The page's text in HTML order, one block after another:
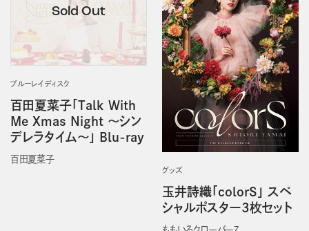
ブルーレイディスク
百田夏菜子「Talk With
Me Xmas Night ～シン
デレラタイム～」 Blu-ray
百田夏菜子
グッズ
玉井詩織「colorS」 スペ
シャルポスター3枚セット